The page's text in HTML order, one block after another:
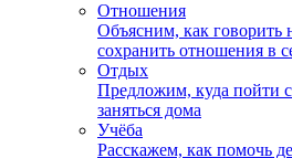
Отношения
Объясним, как говорить
сохранить отношения в
Отдых
Предложим, куда пойти
заняться дома
Учёба
Расскажем, как помочь